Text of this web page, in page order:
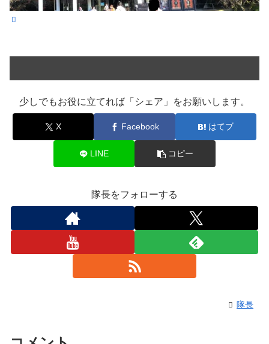
少しでもお役に立てれば「シェア」をお願いします。
X Facebook はてブ
LINE コピー
隊長をフォローする
隊長